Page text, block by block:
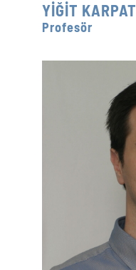
YİĞİT KARPAT
Profesör